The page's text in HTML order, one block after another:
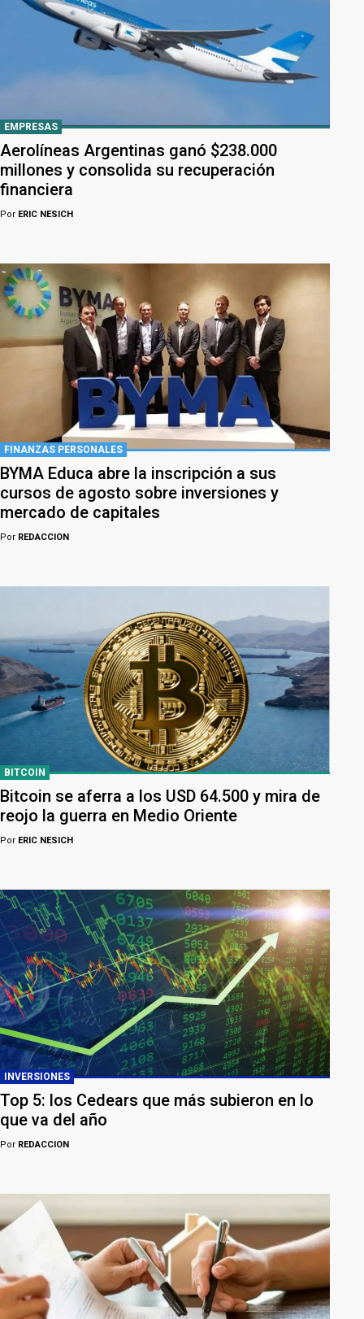
EMPRESAS
Aerolíneas Argentinas ganó $238.000
millones y consolida su recuperación
financiera
Por ERIC NESICH
FINANZAS PERSONALES
BYMA Educa abre la inscripción a sus
cursos de agosto sobre inversiones y
mercado de capitales
Por REDACCION
BITCOIN
Bitcoin se aferra a los USD 64.500 y mira de
reojo la guerra en Medio Oriente
Por ERIC NESICH
INVERSIONES
Top 5: los Cedears que más subieron en lo
que va del año
Por REDACCION